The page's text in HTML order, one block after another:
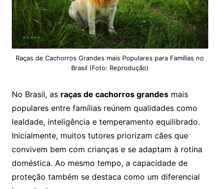
Raças de Cachorros Grandes mais Populares para Famílias no
Brasil (Foto: Reprodução)
No Brasil, as raças de cachorros grandesmais
populares entre famílias reúnem qualidades como
lealdade, inteligência e temperamento equilibrado.
Inicialmente, muitos tutores priorizam cães que
convivem bem com crianças e se adaptam à rotina
doméstica. Ao mesmo tempo, a capacidade de
proteção também se destaca como um diferencial